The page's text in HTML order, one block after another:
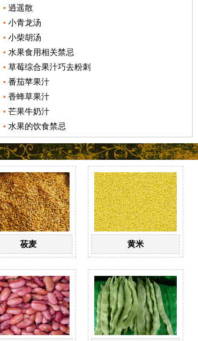
逍遥散
小青龙汤
小柴胡汤
水果食用相关禁忌
草莓综合果汁巧去粉刺
番茄苹果汁
香蜂草果汁
芒果牛奶汁
水果的饮食禁忌
莜麦 黄米